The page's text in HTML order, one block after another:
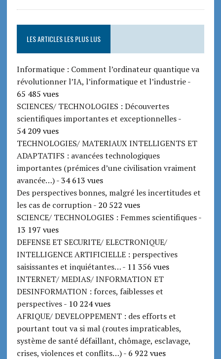
LES ARTICLES LES PLUS LUS
Informatique : Comment l’ordinateur quantique va
révolutionner l’IA, l’informatique et l’industrie-
65 485 vues
SCIENCES/ TECHNOLOGIES : Découvertes
scientifiques importantes et exceptionnelles-
54 209 vues
TECHNOLOGIES/ MATERIAUX INTELLIGENTS ET
ADAPTATIFS : avancées technologiques
importantes (prémices d’une civilisation vraiment
avancée…)- 34 613 vues
Des perspectives bonnes, malgré les incertitudes et
les cas de corruption- 20 522 vues
SCIENCE/ TECHNOLOGIES : Femmes scientifiques-
13 197 vues
DEFENSE ET SECURITE/ ELECTRONIQUE/
INTELLIGENCE ARTIFICIELLE : perspectives
saisissantes et inquiétantes…- 11 356 vues
INTERNET/ MEDIAS/ INFORMATION ET
DESINFORMATION : forces, faiblesses et
perspectives- 10 224 vues
AFRIQUE/ DEVELOPPEMENT : des efforts et
pourtant tout va si mal (routes impraticables,
système de santé défaillant, chômage, esclavage,
crises, violences et conflits…)- 6 922 vues